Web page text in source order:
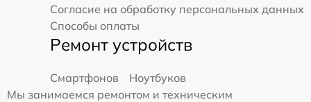
Согласие на обработку персональных данных
Способы оплаты
Ремонт устройств
Смартфонов
Ноутбуков
Мы занимаемся ремонтом и техническим